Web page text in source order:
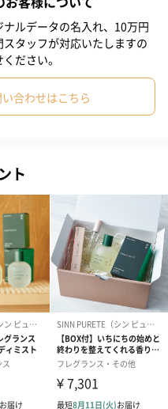
中にいるような、非日常体
潜在意識に語りかけながら
引き出します。
こちと浸透力。天然由来
素早く浸透。さらにその後
配合しています。天然由来
本来の透明感を引き立たせ
目。ブラックビーのハチミ
ー”によって採れたハチミ
ルデータの名入れ、10万円
タッフが対応いたしますの
ださい。
合わせはこちら
ト